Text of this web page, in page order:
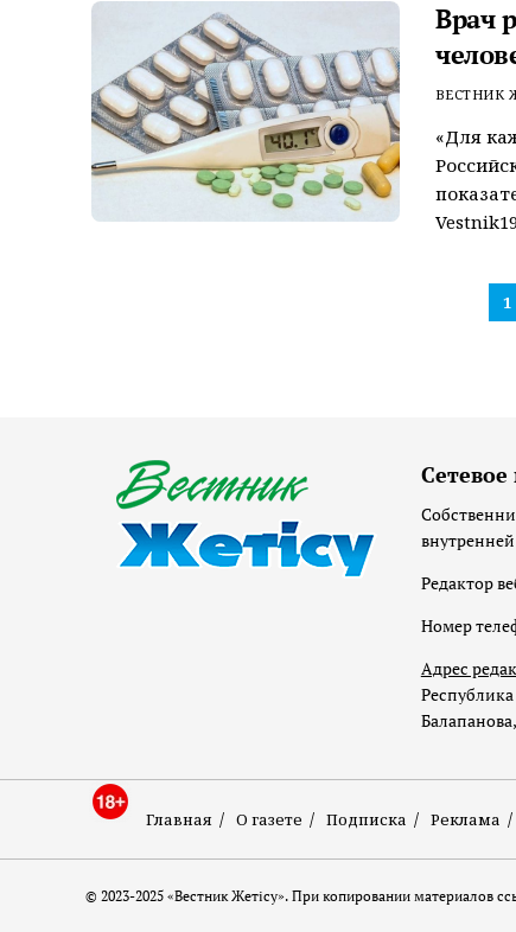
Врач
ВЕСТНИК
«Для
1
Редактор
Номер
Адрес
Республика
Главная О газете Подписка Реклама
© 2023-2025 «Вестник Жетісу». При копировании материалов